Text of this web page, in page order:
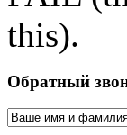
this).
Обратный